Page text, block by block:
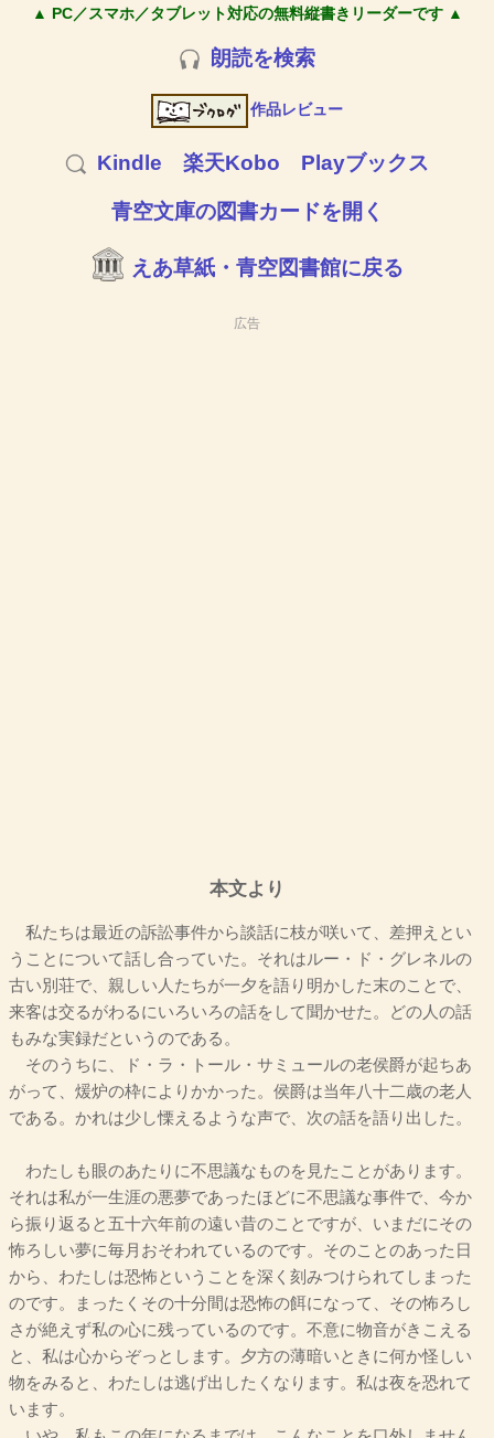
▲ PC／スマホ／タブレット対応の無料縦書きリーダーです ▲
朗読を検索
作品レビュー
Kindle 楽天Kobo Playブックス
青空文庫の図書カードを開く
えあ草紙・青空図書館に戻る
広告
本文より
私たちは最近の訴訟事件から談話に枝が咲いて、差押えとい
うことについて話し合っていた。それはルー・ド・グレネルの
古い別荘で、親しい人たちが一夕を語り明かした末のことで、
来客は交るがわるにいろいろの話をして聞かせた。どの人の話
もみな実録だというのである。
そのうちに、ド・ラ・トール・サミュールの老侯爵が起ちあ
がって、煖炉の枠によりかかった。侯爵は当年八十二歳の老人
である。かれは少し慄えるような声で、次の話を語り出した。
わたしも眼のあたりに不思議なものを見たことがあります。
それは私が一生涯の悪夢であったほどに不思議な事件で、今か
ら振り返ると五十六年前の遠い昔のことですが、いまだにその
怖ろしい夢に毎月おそわれているのです。そのことのあった日
から、わたしは恐怖ということを深く刻みつけられてしまった
のです。まったくその十分間は恐怖の餌になって、その怖ろし
さが絶えず私の心に残っているのです。不意に物音がきこえる
と、私は心からぞっとします。夕方の薄暗いときに何か怪しい
物をみると、わたしは逃げ出したくなります。私は夜を恐れて
います。